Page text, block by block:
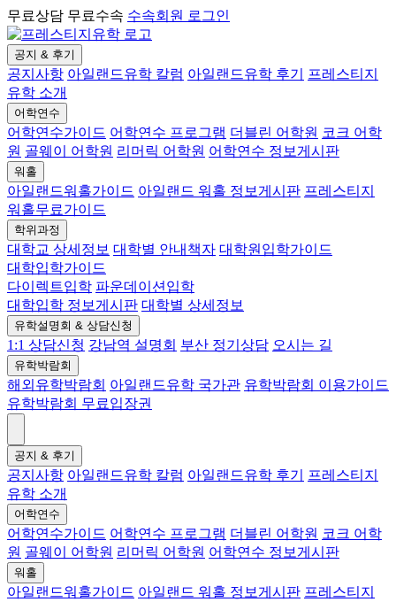
무료상담 무료수속 수속회원 로그인
공지 & 후기
공지사항 아일랜드유학 칼럼 아일랜드유학 후기
프레스티지
유학 소개
어학연수
어학연수가이드 어학연수 프로그램 더블린 어학원 코크 어학
원 골웨이 어학원 리머릭 어학원 어학연수 정보게시판
워홀
아일랜드워홀가이드 아일랜드 워홀 정보게시판 프레스티지
워홀무료가이드
학위과정
대학교 상세정보 대학별 안내책자 대학원입학가이드
대학입학가이드
다이렉트입학 파운데이션입학
대학입학 정보게시판 대학별 상세정보
유학설명회 & 상담신청
1:1 상담신청 강남역 설명회 부산 정기상담 오시는 길
유학박람회
해외유학박람회 아일랜드유학 국가관 유학박람회 이용가이드
유학박람회 무료입장권
공지 & 후기
공지사항 아일랜드유학 칼럼 아일랜드유학 후기
프레스티지
유학 소개
어학연수
어학연수가이드 어학연수 프로그램 더블린 어학원 코크 어학
원 골웨이 어학원 리머릭 어학원 어학연수 정보게시판
워홀
아일랜드워홀가이드 아일랜드 워홀 정보게시판 프레스티지